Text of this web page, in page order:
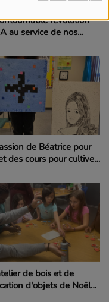
révolution
au service de nos
de Béatrice pour
des cours pour cultiver
de bois et de
d'objets de Noël